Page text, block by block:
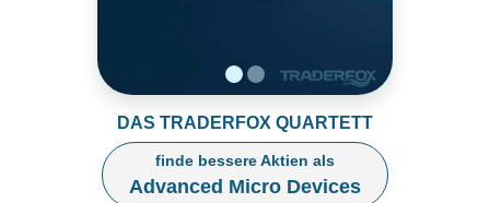
DAS TRADERFOX QUARTETT
finde bessere Aktien als
Advanced Micro Devices